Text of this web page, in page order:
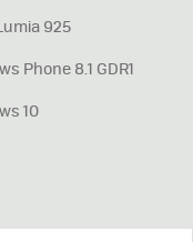
925
Phone 8.1 GDR1
10